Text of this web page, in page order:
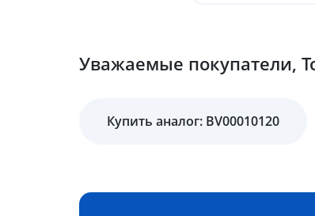
Уважаемые покупатели,
Купить аналог: BV00010120